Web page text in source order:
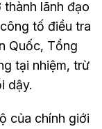
thành lãnh đạo
tố điều tra
Quốc, Tổng
tại nhiệm, trừ
dậy.
của chính giới